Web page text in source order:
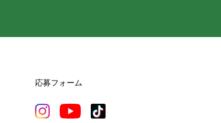
応募フォーム